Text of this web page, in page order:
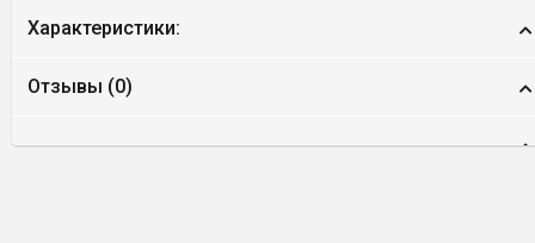
Характеристики:
Отзывы (0)